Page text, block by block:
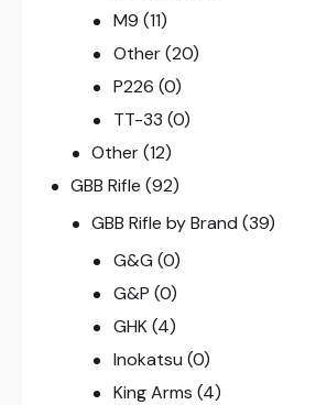
M9 (11)
Other (20)
P226 (0)
TT-33 (0)
Other (12)
GBB Rifle (92)
GBB Rifle by Brand (39)
G&G (0)
G&P (0)
GHK (4)
Inokatsu (0)
King Arms (4)